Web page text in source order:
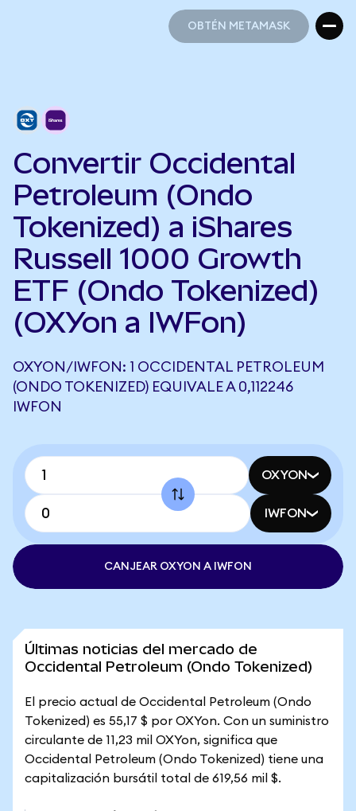
OBTÉN METAMASK
Convertir Occidental
Petroleum (Ondo
Tokenized) a iShares
Russell 1000 Growth
ETF (Ondo Tokenized)
(OXYon a IWFon)
OXYON/IWFON: 1 OCCIDENTAL PETROLEUM
(ONDO TOKENIZED) EQUIVALE A 0,112246
IWFON
OXYON
IWFON
CANJEAR OXYON A IWFON
Últimas noticias del mercado de
Occidental Petroleum (Ondo Tokenized)
El precio actual de Occidental Petroleum (Ondo
Tokenized) es 55,17 $ por OXYon. Con un suministro
circulante de 11,23 mil OXYon, significa que
Occidental Petroleum (Ondo Tokenized) tiene una
capitalización bursátil total de 619,56 mil $.